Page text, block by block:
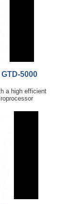
5000
a high efficient